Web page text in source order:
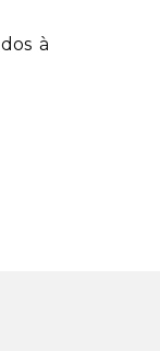
à